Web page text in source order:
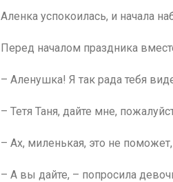
Аленка успокоилась, и начала
Перед началом праздника
– Аленушка! Я так рада тебя
– Тетя Таня, дайте мне,
– Ах, миленькая, это не
– А вы дайте, – попросила